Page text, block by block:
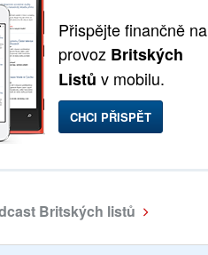
Přispějte finančně na
provoz Britských
Listů v mobilu.
CHCI PŘISPĚT
Britských listů